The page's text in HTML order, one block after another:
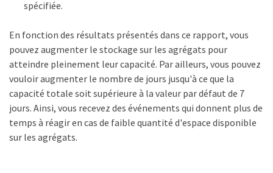
spécifiée.
En fonction des résultats présentés dans ce rapport, vous
pouvez augmenter le stockage sur les agrégats pour
atteindre pleinement leur capacité. Par ailleurs, vous pouvez
vouloir augmenter le nombre de jours jusqu'à ce que la
capacité totale soit supérieure à la valeur par défaut de 7
jours. Ainsi, vous recevez des événements qui donnent plus de
temps à réagir en cas de faible quantité d'espace disponible
sur les agrégats.